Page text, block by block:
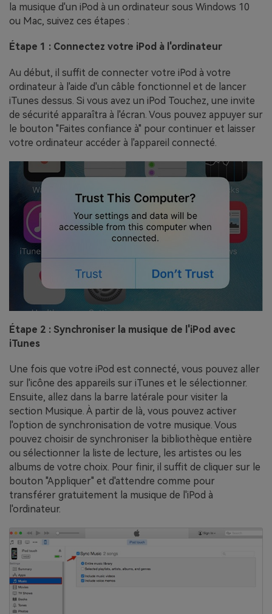
la musique d'un iPod à un ordinateur sous Windows 10
ou Mac, suivez ces étapes :
Étape 1 : Connectez votre iPod à l'ordinateur
Au début, il suffit de connecter votre iPod à votre
ordinateur à l'aide d'un câble fonctionnel et de lancer
iTunes dessus. Si vous avez un iPod Touchez, une invite
de sécurité apparaîtra à l'écran. Vous pouvez appuyer sur
le bouton "Faites confiance à" pour continuer et laisser
votre ordinateur accéder à l'appareil connecté.
Étape 2 : Synchroniser la musique de l'iPod avec
iTunes
Une fois que votre iPod est connecté, vous pouvez aller
sur l'icône des appareils sur iTunes et le sélectionner.
Ensuite, allez dans la barre latérale pour visiter la
section Musique. À partir de là, vous pouvez activer
l'option de synchronisation de votre musique. Vous
pouvez choisir de synchroniser la bibliothèque entière
ou sélectionner la liste de lecture, les artistes ou les
albums de votre choix. Pour finir, il suffit de cliquer sur le
bouton "Appliquer" et d'attendre comme pour
transférer gratuitement la musique de l'iPod à
l'ordinateur.